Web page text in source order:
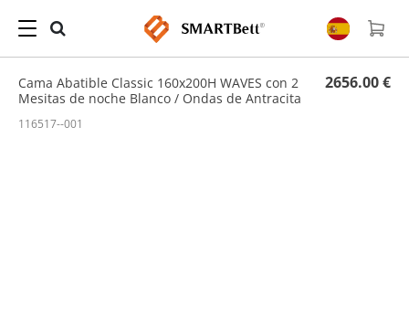
Hogar Conjunto
/ Cama Abatible Classic 160x200H WAVES con 2 Mesitas de noche
Cama Abatible Classic 160x200H WAVES con 2
Mesitas de noche Blanco / Ondas de Antracita
2656.00 €
116517--001